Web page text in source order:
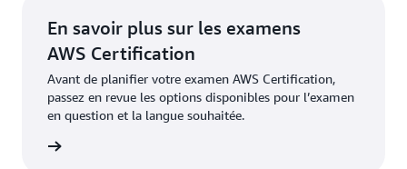
connaissances sur le cloud et communiquer plus
efficacement avec les équipes techniques et les
clients.
Cloud Quest : Recertification Cloud Practitioner
Cette option guidée et adaptée à votre rythme
est gratuite pendant la période bêta qui se
termine fin juillet 2025. Aucune préparation à
l’examen ni aucun examen n’est nécessaire pour
Réussissez la dernière version de l'examen AWS
vous connecter à votre
compte AWS Certification
pour accéder à cette réduction.
En savoir plus sur les examens
AWS Certification
Avant de planifier votre examen AWS Certification,
passez en revue les options disponibles pour l’examen
en question et la langue souhaitée.